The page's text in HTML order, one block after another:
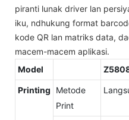
piranti lunak driver lan
iku, ndhukung format
kode QR lan matriks data,
macem-macem aplikasi.
Model
Printing
Metode
Print